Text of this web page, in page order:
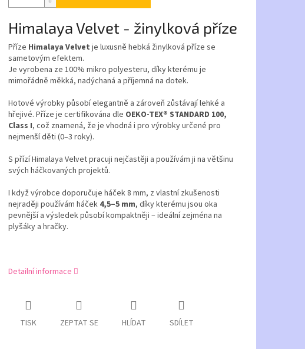
Himalaya Velvet - žinylková příze
Příze Himalaya Velvet je luxusně hebká žinylková příze se
sametovým efektem.
Je vyrobena ze 100% mikro polyesteru, díky kterému je
mimořádně měkká, nadýchaná a příjemná na dotek.
Hotové výrobky působí elegantně a zároveň zůstávají lehké a
hřejivé. Příze je certifikována dle OEKO-TEX® STANDARD 100,
Class I, což znamená, že je vhodná i pro výrobky určené pro
nejmenší děti (0–3 roky).
S přízí Himalaya Velvet pracuji nejčastěji a používám ji na většinu
svých háčkovaných projektů.
I když výrobce doporučuje háček 8 mm, z vlastní zkušenosti
nejraději používám háček 4,5–5 mm, díky kterému jsou oka
pevnější a výsledek působí kompaktněji – ideální zejména na
plyšáky a hračky.
Detailní informace
TISK ZEPTAT SE HLÍDAT SDÍLET